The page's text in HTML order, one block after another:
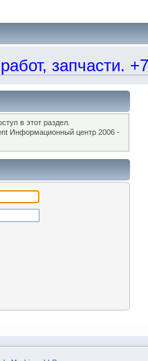
запчасти.
в этот раздел.
Информационный центр 2006 -